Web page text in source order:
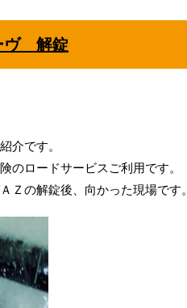
ヴ 解錠
介です。
のロードサービスご利用です。
Ｚの解錠後、向かった現場です。